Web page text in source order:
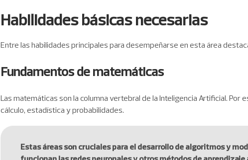
Habilidades básicas necesarias
Entre las habilidades principales para desempeñarse en esta área
Fundamentos de matemáticas
Las matemáticas son la columna vertebral de la Inteligencia Artificial. Por
cálculo, estadística y probabilidades.
Estas áreas son cruciales para el desarrollo de algoritmos y